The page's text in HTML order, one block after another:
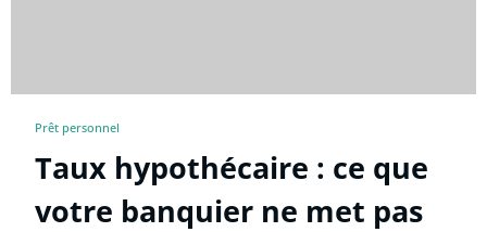
Prêt personnel
Taux hypothécaire : ce que
votre banquier ne met pas